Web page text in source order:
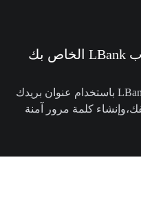
قم بإنشاء حساب LBank الخاص بك
قم بالتسجيل في LBank باستخدام عنوان بريدك
كلمة مرور آمنة